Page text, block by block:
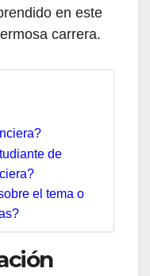
en este
carrera.
de
el tema o